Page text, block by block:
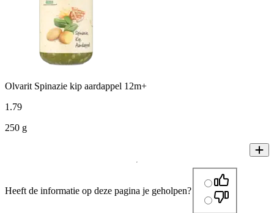
Olvarit Spinazie kip aardappel 12m+
1 .79
250 g
Heeft de informatie op deze pagina je geholpen?